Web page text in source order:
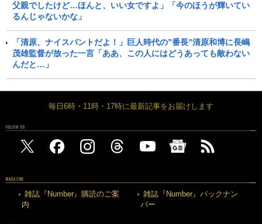
父親でしたけど…ほんと、いい女ですよ」「今のほうが輝いてい
るんじゃないかな」
「清原、ナイスバントだよ！」巨人時代の”番長”清原和博に長嶋
茂雄監督が放った一言「ああ、この人にはどうあっても敵わない
んだと…」
毎日6時・11時・17時に最新記事をお届けします
FOLLOW US
MAGAZINE
雑誌『Number』購読のご案
内
雑誌『Number』バックナン
バー